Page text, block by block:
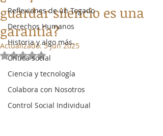
Reflexiones de un Togado
Derechos Humanos
Historia y algo más.
Crítica social
Ciencia y tecnología
Colabora con Nosotros
Control Social Individual
guardar silencio es una
garantía?
Actualizado:5 jun 2025
Obtuvo NaN de 5 estrellas.